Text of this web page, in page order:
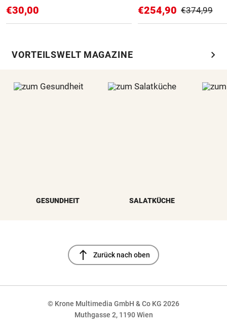
€30,00 €254,90 €374,99
VORTEILSWELT MAGAZINE chevron_right
GESUNDHEIT SALATKÜCHE
north Zurück nach oben
© Krone Multimedia GmbH & Co KG 2026
Muthgasse 2, 1190 Wien